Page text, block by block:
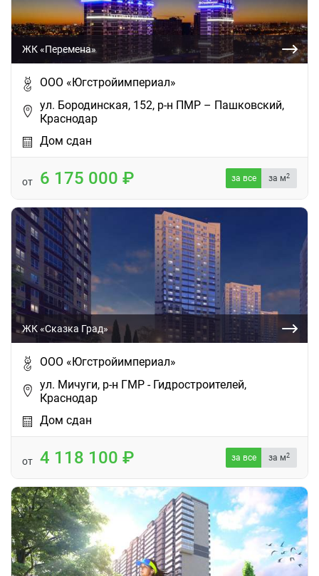
ЖК «Перемена»
ООО «Югстройимпериал»
ул. Бородинская, 152, р-н ПМР – Пашковский,
Краснодар
Дом сдан
от 6 175 000 за все за м2
ЖК «Сказка Град»
ООО «Югстройимпериал»
ул. Мичуги, р-н ГМР - Гидростроителей,
Краснодар
Дом сдан
от 4 118 100 за все за м2